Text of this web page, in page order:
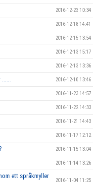
2016-12-23 10:34
2016-12-18 14:41
2016-12-15 13:54
2016-12-13 15:17
2016-12-13 13:36
...... 2016-12-10 13:46
2016-11-23 14:57
2016-11-22 14:33
2016-11-21 14:43
2016-11-17 12:12
2016-11-15 13:04
2016-11-14 13:26
ett språkmyller
2016-11-04 11:25